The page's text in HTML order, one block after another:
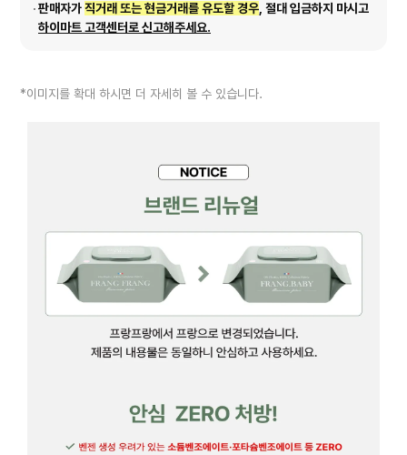
판매자가직거래 또는 현금거래를 유도할 경우 , 절대 입금하지 마시고
하이마트 고객센터로 신고해주세요.
*이미지를 확대 하시면 더 자세히 볼 수 있습니다.